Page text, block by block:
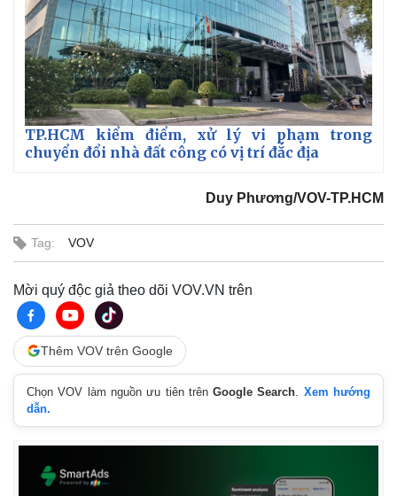
TP.HCM kiểm điểm, xử lý vi phạm trong
chuyển đổi nhà đất công có vị trí đắc địa
Duy Phương/VOV-TP.HCM
Tag: VOV
Mời quý độc giả theo dõi VOV.VN trên
Thêm VOV trên Google
Chọn VOV làm nguồn ưu tiên trênGoogle Search
Xem hướng
dẫn.